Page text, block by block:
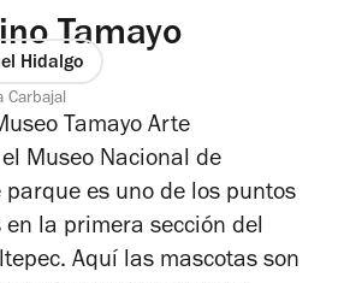
Tamayo
Hidalgo
Carbajal
Tamayo Arte
Museo Nacional de
parque es uno de los puntos
la primera sección del
Aquí las mascotas son